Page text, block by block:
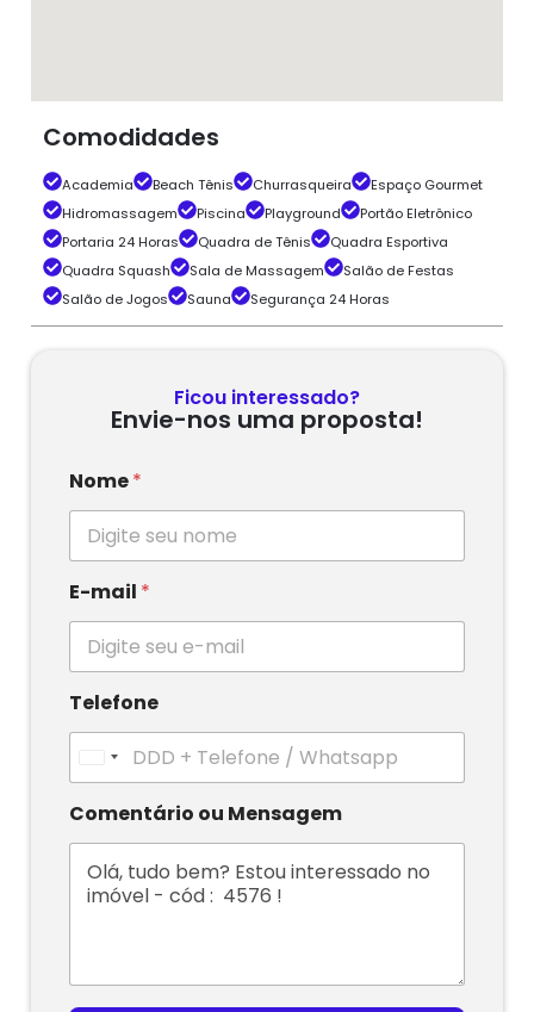
Comodidades
Academia Beach Tênis Churrasqueira
Espaço Gourmet
Hidromassagem
Piscina Playground
Portão Eletrônico
Portaria 24 Horas
Quadra de Tênis
Quadra Esportiva
Quadra Squash
Sala de Massagem
Salão de Festas
Salão de Jogos
Sauna Segurança 24 Horas
Ficou interessado?
Envie-nos uma proposta!
Nome*
E-mail *
Telefone
n
i
d
S
e
Comentário ou Mensagem